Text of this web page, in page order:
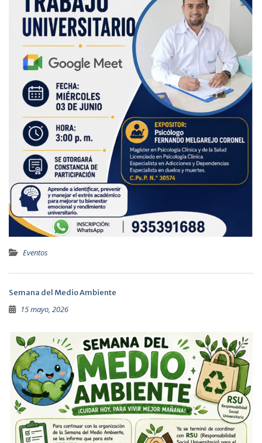
Eventos
Semana del Medio Ambiente
15 mayo, 2026